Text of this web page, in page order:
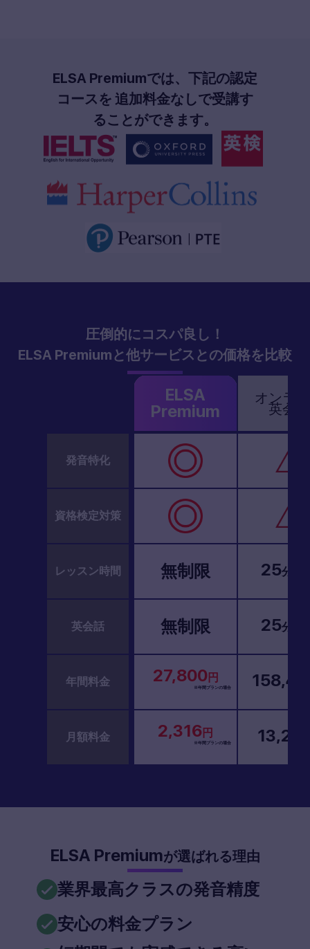
ELSA Premiumでは、下記の認定
コースを 追加料金なしで受講す
ることができます。
圧倒的にコスパ良し！
ELSA Premiumと他サービスとの価格を比較
発音特化
資格検定対策
レッスン時間
英会話
年間料金
月額料金
ELSA
Premium
オンラ
英会話
無制限 25分
無制限 25分
27,800円
※年間プランの場合
2,316円
※年間プランの場合
ELSA Premiumが選ばれる理由
業界最高クラスの発音精度
安心の料金プラン